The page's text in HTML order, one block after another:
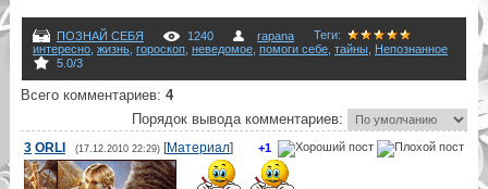
ПОЗНАЙ СЕБЯ 1240 rapana Теги:
интересно, жизнь, гороскоп, неведомое, помоги себе, тайны, Непознанное
5.0/3
Всего комментариев: 4
Порядок вывода комментариев:
+1
3 ORLI (17.12.2010 22:29)[Материал]